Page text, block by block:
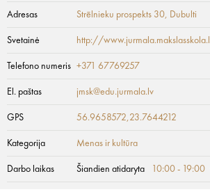
Adresas Strēlnieku prospekts 30, Dubulti
Svetainė http://
Telefono numeris +371 67769257
El. paštas jmsk@edu.jurmala.lv
GPS 56.9658572,23.7644212
Kategorija Menas ir kultūra
Darbo laikas Šiandien atidaryta 10:00 - 19:00